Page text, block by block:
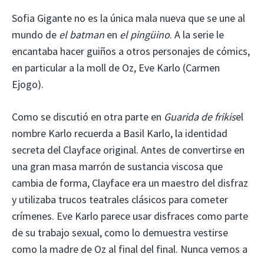
Sofia Gigante no es la única mala nueva que se une al
mundo de el batman en el pingüino. A la serie le
encantaba hacer guiños a otros personajes de cómics,
en particular a la moll de Oz, Eve Karlo (Carmen
Ejogo).
Como se discutió en otra parte en Guarida de frikisel
nombre Karlo recuerda a Basil Karlo, la identidad
secreta del Clayface original. Antes de convertirse en
una gran masa marrón de sustancia viscosa que
cambia de forma, Clayface era un maestro del disfraz
y utilizaba trucos teatrales clásicos para cometer
crímenes. Eve Karlo parece usar disfraces como parte
de su trabajo sexual, como lo demuestra vestirse
como la madre de Oz al final del final. Nunca vemos a